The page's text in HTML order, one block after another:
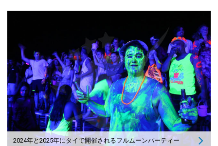
2024年と2025年にタイで開催されるフルムーンパーティー